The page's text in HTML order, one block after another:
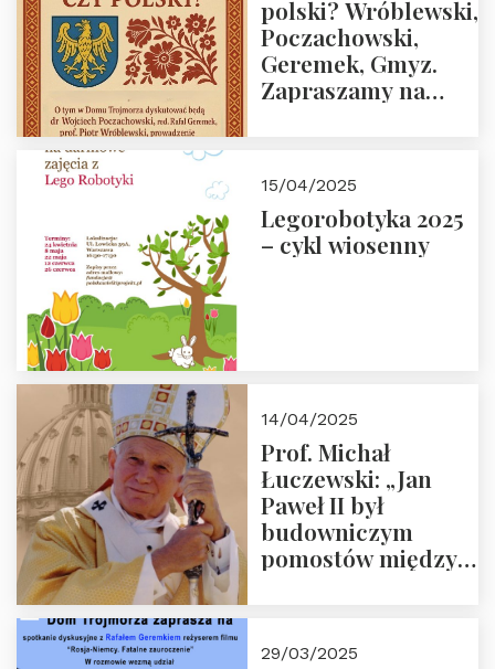
polski? Wróblewski,
Poczachowski,
Geremek, Gmyz.
Zapraszamy na
Trójmorza.
15/04/2025
Legorobotyka 2025
– cykl wiosenny
14/04/2025
Prof. Michał
Łuczewski: „Jan
Paweł II był
budowniczym
pomostów między
29/03/2025